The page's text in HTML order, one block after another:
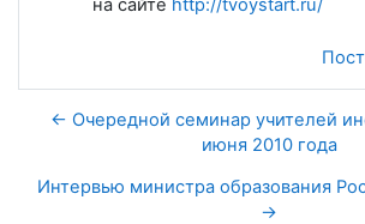
на сайте http://tvoystart.ru/
← Очередной семинар учителей
июня 2010 года
Интервью министра образования
→